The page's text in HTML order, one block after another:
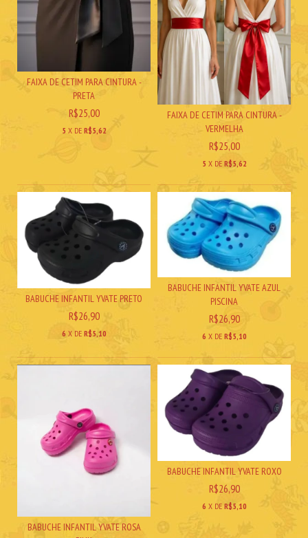
FAIXA DE CETIM PARA CINTURA -
PRETA
R$25,00
5 X DE R$5,62
FAIXA DE CETIM PARA CINTURA -
VERMELHA
R$25,00
5 X DE R$5,62
BABUCHE INFANTIL YVATE PRETO
R$26,90
6 X DE R$5,10
BABUCHE INFANTIL YVATE AZUL
PISCINA
R$26,90
6 X DE R$5,10
BABUCHE INFANTIL YVATE ROSA
BABUCHE INFANTIL YVATE ROXO
R$26,90
6 X DE R$5,10